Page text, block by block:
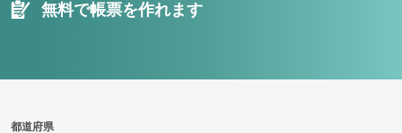
無料で帳票を作れます
都道府県